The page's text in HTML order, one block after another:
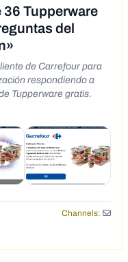
36 Tupperware
del
de Carrefour para
respondiendo a
Tupperware gratis.
Channels: